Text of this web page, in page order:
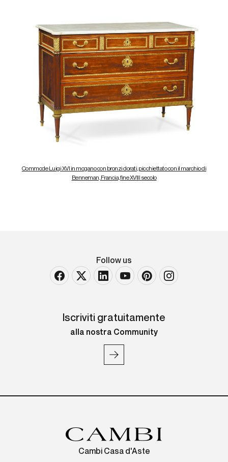
Commode Luigi XVI in mogano con bronzi dorati, picchiettato con il marchio di
Benneman, Francia, fine XVIII secolo
Follow us
Iscriviti gratuitamente
alla nostra Community
Cambi Casa d'Aste